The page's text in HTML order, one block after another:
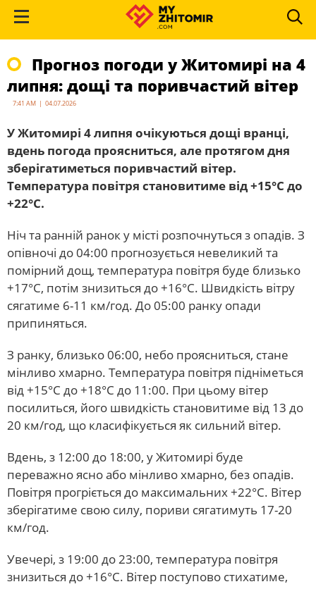
Прогноз погоди у Житомирі на 4
липня: дощі та поривчастий вітер
7:41 AM | 04.07.2026
У Житомирі 4 липня очікуються дощі вранці,
вдень погода проясниться, але протягом дня
зберігатиметься поривчастий вітер.
Температура повітря становитиме від +15°C до
+22°C.
Ніч та ранній ранок у місті розпочнуться з опадів. З
опівночі до 04:00 прогнозується невеликий та
помірний дощ, температура повітря буде близько
+17°C, потім знизиться до +16°C. Швидкість вітру
сягатиме 6-11 км/год. До 05:00 ранку опади
припиняться.
З ранку, близько 06:00, небо проясниться, стане
мінливо хмарно. Температура повітря підніметься
від +15°C до +18°C до 11:00. При цьому вітер
посилиться, його швидкість становитиме від 13 до
20 км/год, що класифікується як сильний вітер.
Вдень, з 12:00 до 18:00, у Житомирі буде
переважно ясно або мінливо хмарно, без опадів.
Повітря прогріється до максимальних +22°C. Вітер
зберігатиме свою силу, пориви сягатимуть 17-20
км/год.
Увечері, з 19:00 до 23:00, температура повітря
знизиться до +16°C. Вітер поступово стихатиме,